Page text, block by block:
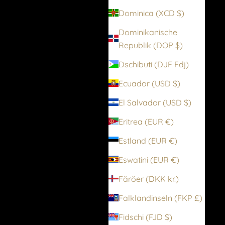
Dominica (XCD $)
Dominikanische
Republik (DOP $)
Dschibuti (DJF Fdj)
Ecuador (USD $)
El Salvador (USD $)
Eritrea (EUR €)
Estland (EUR €)
Eswatini (EUR €)
Färöer (DKK kr.)
Falklandinseln (FKP £)
Fidschi (FJD $)